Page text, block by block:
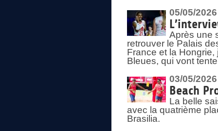
05/05/2026
Après une
retrouver le Palais
France et la Hongrie,
Bleues, qui vont
03/05/2026
Beach
La belle
avec la quatrième
Brasilia.